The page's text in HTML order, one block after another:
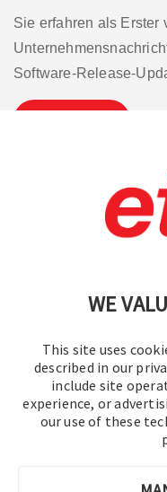
WE
This site uses
described in our
include site
experience, or
our use of these
Sie erfahren als Erster
Software-Release-
Kontakt
© 2016–2026
Alle